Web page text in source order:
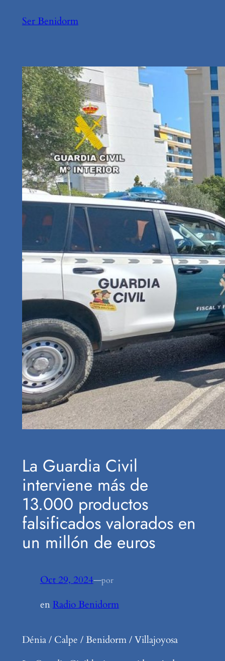
Ser Benidorm
La Guardia Civil
interviene más de
13.000 productos
falsificados valorados en
un millón de euros
Oct 29, 2024—por
en Radio Benidorm
Dénia / Calpe / Benidorm / Villajoyosa